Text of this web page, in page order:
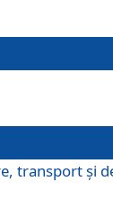
transport şi